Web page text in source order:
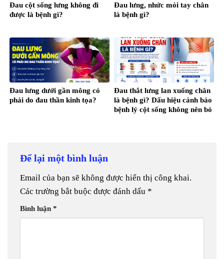
Đau cột sống lưng không đi
được là bệnh gì?
Đau lưng, nhức mỏi tay chân
là bệnh gì?
Đau lưng dưới gần mông có
phải do đau thần kinh tọa?
Đau thắt lưng lan xuống chân
là bệnh gì? Dấu hiệu cảnh báo
bệnh lý cột sống không nên bỏ
Để lại một bình luận
Email của bạn sẽ không được hiển thị công khai.
Các trường bắt buộc được đánh dấu *
Bình luận *